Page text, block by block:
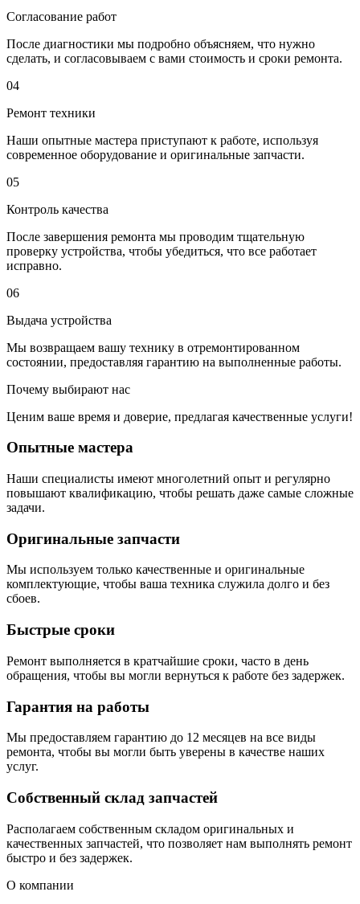
Согласование работ
После диагностики мы подробно объясняем, что нужно
сделать, и согласовываем с вами стоимость и сроки ремонта.
04
Ремонт техники
Наши опытные мастера приступают к работе, используя
современное оборудование и оригинальные запчасти.
05
Контроль качества
После завершения ремонта мы проводим тщательную
проверку устройства, чтобы убедиться, что все работает
исправно.
06
Выдача устройства
Мы возвращаем вашу технику в отремонтированном
состоянии, предоставляя гарантию на выполненные работы.
Почему выбирают нас
Ценим ваше время и доверие, предлагая качественные услуги!
Опытные мастера
Наши специалисты имеют многолетний опыт и регулярно
повышают квалификацию, чтобы решать даже самые сложные
задачи.
Оригинальные запчасти
Мы используем только качественные и оригинальные
комплектующие, чтобы ваша техника служила долго и без
сбоев.
Быстрые сроки
Ремонт выполняется в кратчайшие сроки, часто в день
обращения, чтобы вы могли вернуться к работе без задержек.
Гарантия на работы
Мы предоставляем гарантию до 12 месяцев на все виды
ремонта, чтобы вы могли быть уверены в качестве наших
услуг.
Собственный склад запчастей
Располагаем собственным складом оригинальных и
качественных запчастей, что позволяет нам выполнять ремонт
быстро и без задержек.
О компании